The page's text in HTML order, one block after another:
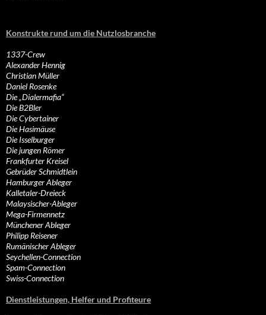
Konstrukte rund um die Nutzlosbranche
1337-Crew
Alexander Hennig
Christian Müller
Daniel Rosenke
Die „Dialermafia“
Die B2Bler
Die Cybertainer
Die Hasimäuse
Die Isselburger
Die jungen Römer
Frankfurter Kreisel
Gebrüder Schmidtlein
Hamburger Ableger
Kalletaler-Dreieck
Malaysischer-Ableger
Mega-Firmennetz
Münchener Ableger
Philipp Reisener
Rumänischer Ableger
Seychellen-Connection
Spam-Connection
Swiss-Connection
Dienstleistungen, Helfer und Profiteure